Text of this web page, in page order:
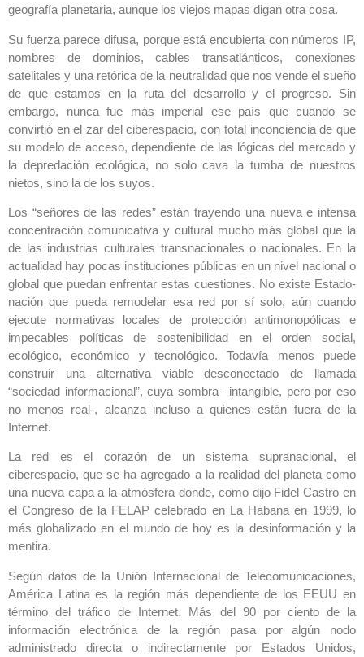
geografía planetaria, aunque los viejos mapas digan otra cosa.
Su fuerza parece difusa, porque está encubierta con números IP,
nombres de dominios, cables transatlánticos, conexiones
satelitales y una retórica de la neutralidad que nos vende el sueño
de que estamos en la ruta del desarrollo y el progreso. Sin
embargo, nunca fue más imperial ese país que cuando se
convirtió en el zar del ciberespacio, con total inconciencia de que
su modelo de acceso, dependiente de las lógicas del mercado y
la depredación ecológica, no solo cava la tumba de nuestros
nietos, sino la de los suyos.
Los “señores de las redes” están trayendo una nueva e intensa
concentración comunicativa y cultural mucho más global que la
de las industrias culturales transnacionales o nacionales. En la
actualidad hay pocas instituciones públicas en un nivel nacional o
global que puedan enfrentar estas cuestiones. No existe Estado-
nación que pueda remodelar esa red por sí solo, aún cuando
ejecute normativas locales de protección antimonopólicas e
impecables políticas de sostenibilidad en el orden social,
ecológico, económico y tecnológico. Todavía menos puede
construir una alternativa viable desconectado de llamada
“sociedad informacional”, cuya sombra –intangible, pero por eso
no menos real-, alcanza incluso a quienes están fuera de la
Internet.
La red es el corazón de un sistema supranacional, el
ciberespacio, que se ha agregado a la realidad del planeta como
una nueva capa a la atmósfera donde, como dijo Fidel Castro en
el Congreso de la FELAP celebrado en La Habana en 1999, lo
más globalizado en el mundo de hoy es la desinformación y la
mentira.
Según datos de la Unión Internacional de Telecomunicaciones,
América Latina es la región más dependiente de los EEUU en
término del tráfico de Internet. Más del 90 por ciento de la
información electrónica de la región pasa por algún nodo
administrado directa o indirectamente por Estados Unidos,